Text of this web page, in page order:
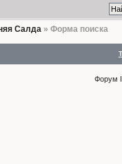
Салда» Форма поиска
Форум